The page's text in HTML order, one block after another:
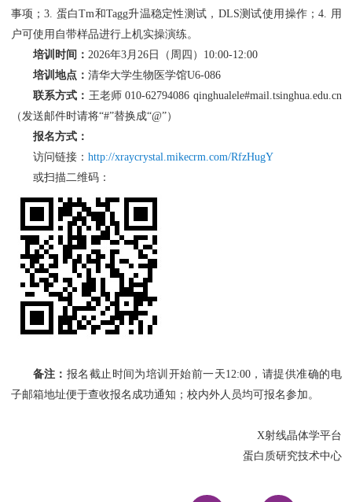
事项；3. 蛋白Tm和Tagg升温稳定性测试，DLS测试使用操作；4. 用
户可使用自带样品进行上机实操演练。
培训时间： 2026年3月26日（周四）10:00-12:00
培训地点： 清华大学生物医学馆U6-086
联系方式： 王老师 010-62794086 qinghualele#mail.tsinghua.edu.cn
（发送邮件时请将“#”替换成“@”）
报名方式：
访问链接： http://xraycrystal.mikecrm.com/RfzHugY
或扫描二维码：
备注： 报名截止时间为培训开始前一天12:00，请提供准确的电
子邮箱地址便于查收报名成功通知；校内外人员均可报名参加。
X射线晶体学平台
蛋白质研究技术中心